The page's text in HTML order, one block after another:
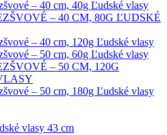
– 40 cm, 40g Ľudské vlasy
– 40 CM, 80G ĽUDSKÉ
– 40 cm, 120g Ľudské vlasy
– 50 cm, 60g Ľudské vlasy
– 50 CM, 120G
– 50 cm, 180g Ľudské vlasy
vlasy 43 cm